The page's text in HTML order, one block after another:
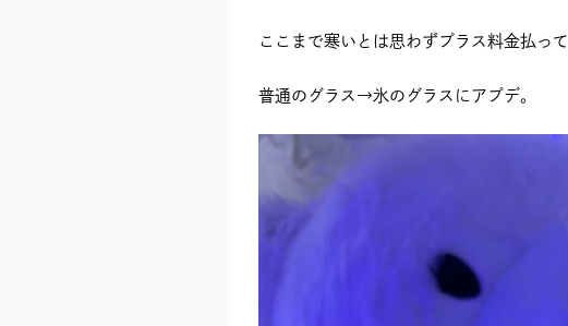
ここまで寒いとは思わずプラス料金払って
普通のグラス→氷のグラスにアプデ。